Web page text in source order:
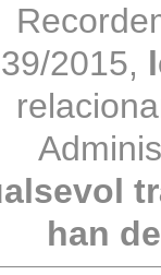
39/2015,
han